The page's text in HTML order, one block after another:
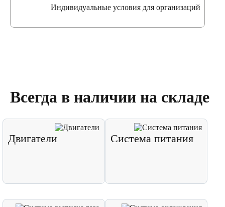
Индивидуальные условия для организаций
Всегда в наличии на складе
Двигатели Система питания